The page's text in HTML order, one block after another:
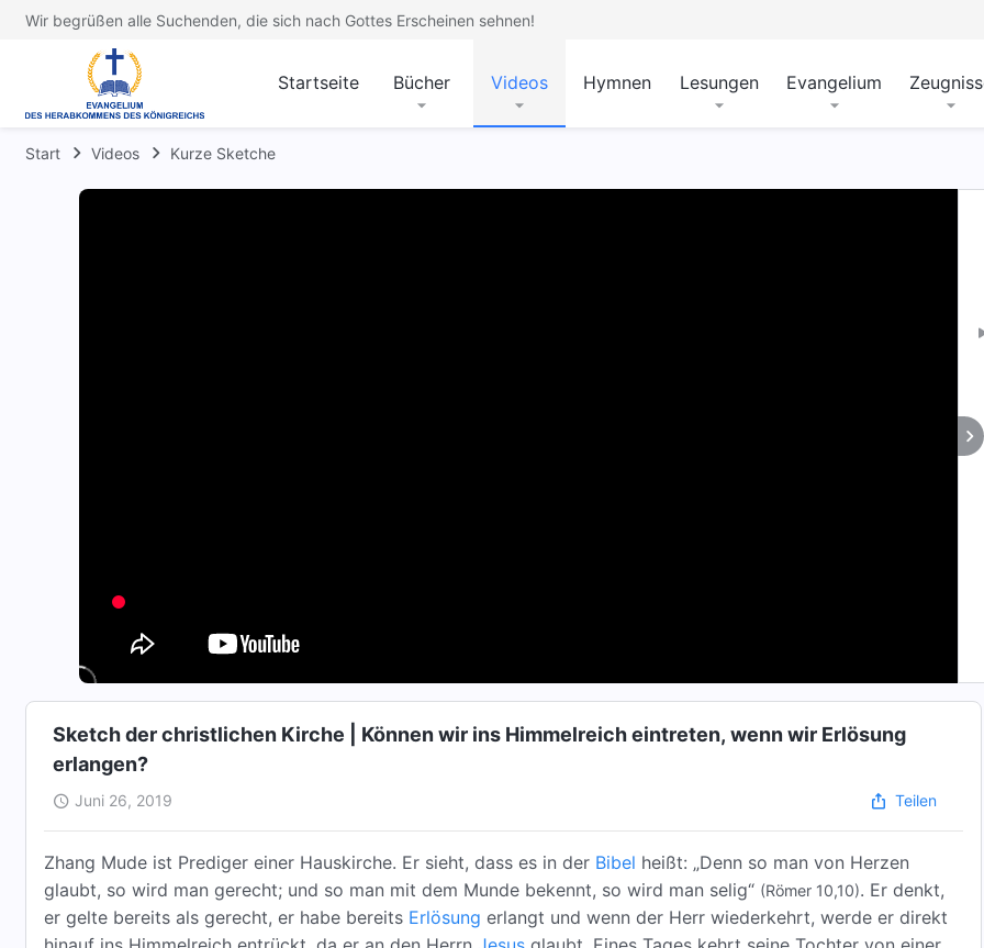
Wir begrüßen alle Suchenden, die sich nach Gottes Erscheinen sehnen!
Startseite Bücher Videos Hymnen Lesungen Evangelium
Start Videos Kurze Sketche
Sketch der christlichen Kirche | Können wir ins Himmelreich eintreten, wenn wir Erlösung
erlangen?
Juni 26, 2019 Teilen
Zhang Mude ist Prediger einer Hauskirche. Er sieht, dass es in der Bibel heißt: „Denn so man von Herzen
glaubt, so wird man gerecht; und so man mit dem Munde bekennt, so wird man selig“ (Römer 10,10). Er denkt,
er gelte bereits als gerecht, er habe bereits Erlösung erlangt und wenn der Herr wiederkehrt, werde er direkt